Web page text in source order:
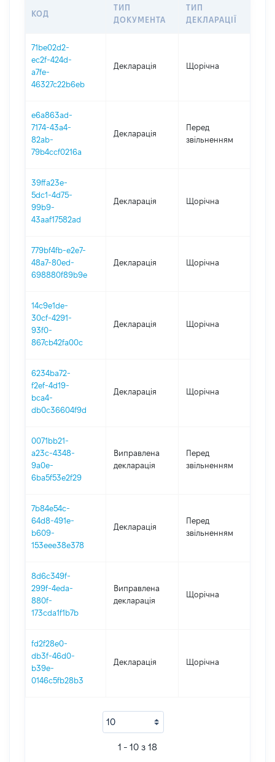
КОД
ТИП
ДОКУМЕНТА
ТИП
ДЕКЛАРАЦІЇ
71be02d2-
ec2f-424d-
a7fe-
46327c22b6eb
Декларація Щорічна
e6a863ad-
7174-43a4-
82ab-
79b4ccf0216a
Декларація
Перед
звільненням
39ffa23e-
5dc1-4d75-
99b9-
43aaf17582ad
Декларація Щорічна
779bf4fb-e2e7-
48a7-80ed-
698880f89b9e
Декларація Щорічна
14c9e1de-
30cf-4291-
93f0-
867cb42fa00c
Декларація Щорічна
6234ba72-
f2ef-4d19-
bca4-
db0c36604f9d
Декларація Щорічна
0071bb21-
a23c-4348-
9a0e-
6ba5f53e2f29
Виправлена
декларація
Перед
звільненням
7b84e54c-
64d8-491e-
b609-
153eee38e378
Декларація
Перед
звільненням
8d6c349f-
299f-4eda-
880f-
173cda1f1b7b
Виправлена
декларація
Щорічна
fd2f28e0-
db3f-46d0-
b39e-
0146c5fb28b3
Декларація Щорічна
1 - 10 з 18